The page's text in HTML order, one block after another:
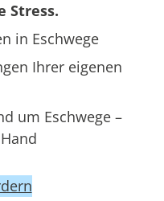
Stress.
in Eschwege
Ihrer eigenen
um Eschwege –